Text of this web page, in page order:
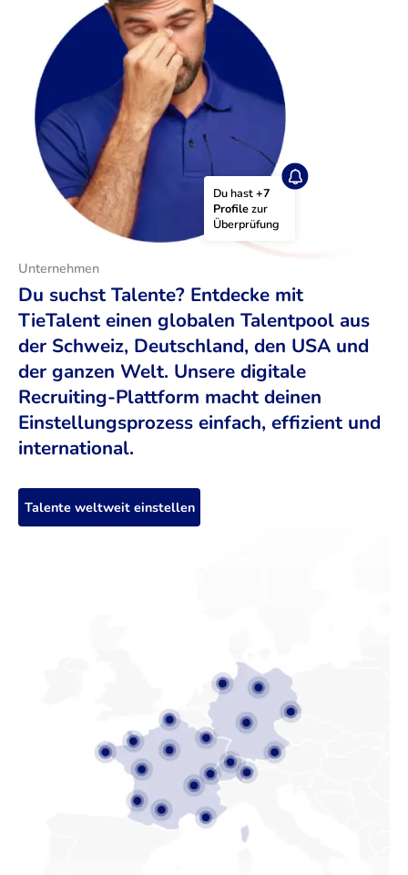
Du hast +7
Profile zur
Überprüfung
Unternehmen
Du suchst Talente? Entdecke mit
TieTalent einen globalen Talentpool aus
der Schweiz, Deutschland, den USA und
der ganzen Welt. Unsere digitale
Recruiting-Plattform macht deinen
Einstellungsprozess einfach, effizient und
international.
Talente weltweit einstellen